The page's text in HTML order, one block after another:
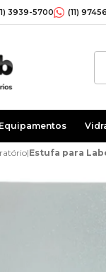
3939-5700 (11)
Equipamentos
|Estufa para